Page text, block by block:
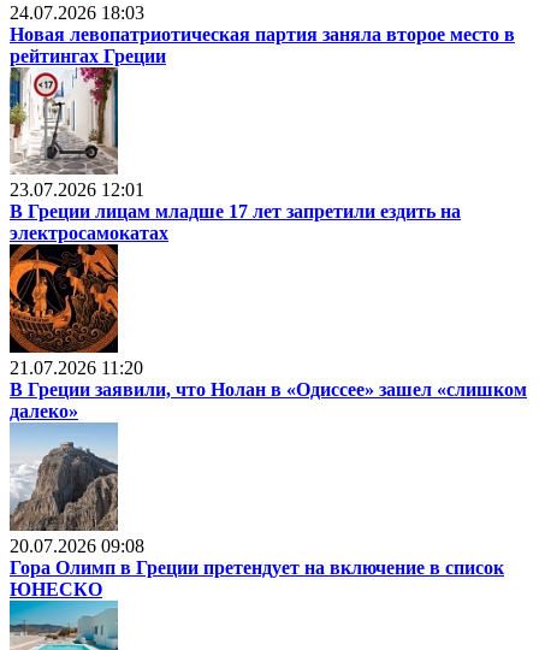
24.07.2026 18:03
Новая левопатриотическая партия заняла второе место в
рейтингах Греции
23.07.2026 12:01
В Греции лицам младше 17 лет запретили ездить на
электросамокатах
21.07.2026 11:20
В Греции заявили, что Нолан в «Одиссее» зашел «слишком
далеко»
20.07.2026 09:08
Гора Олимп в Греции претендует на включение в список
ЮНЕСКО